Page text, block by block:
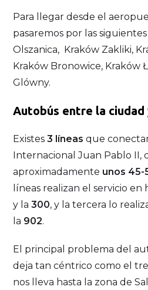
Para llegar desde el
pasaremos por las
Olszanica, Kraków Zakliki,
Kraków Bronowice, Kraków
Glówny.
Autobús entre la
Existes3 líneas que
Internacional Juan Pablo II,
aproximadamente unos 45-
líneas realizan el servicio
y la300, y la tercera lo
la 902.
El principal problema del
deja tan céntrico como el
nos lleva hasta la zona de